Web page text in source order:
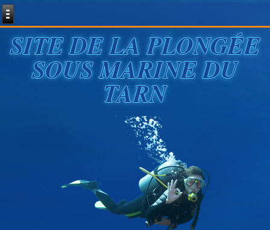
SITE DE LA PLONGÉE
SOUS MARINE DU
TARN